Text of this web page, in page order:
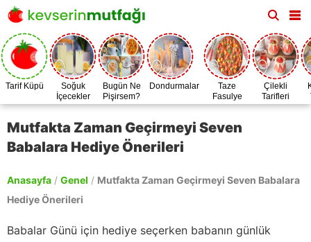
Tarif Küpü
Soğuk
İçecekler
Bugün Ne
Pişirsem?
Dondurmalar
Taze
Fasulye
Zamanı
Çilekli
Tarifleri
Mutfakta Zaman Geçirmeyi Seven
Babalara Hediye Önerileri
Anasayfa / Genel / Mutfakta Zaman Geçirmeyi Seven Babalara
Hediye Önerileri
Babalar Günü için hediye seçerken babanın günlük